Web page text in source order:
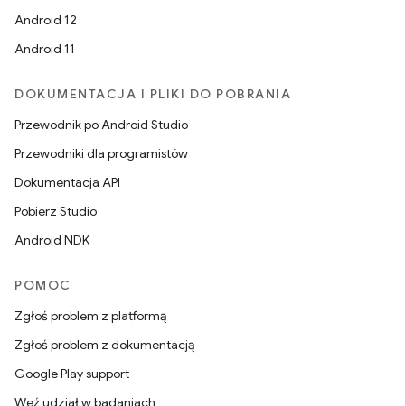
Android 12
Android 11
DOKUMENTACJA I PLIKI DO POBRANIA
Przewodnik po Android Studio
Przewodniki dla programistów
Dokumentacja API
Pobierz Studio
Android NDK
POMOC
Zgłoś problem z platformą
Zgłoś problem z dokumentacją
Google Play support
Weź udział w badaniach